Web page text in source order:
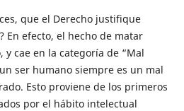
que el Derecho justifique
En efecto, el hecho de matar
cae en la categoría de “Mal
ser humano siempre es un mal
Esto proviene de los primeros
por el hábito intelectual